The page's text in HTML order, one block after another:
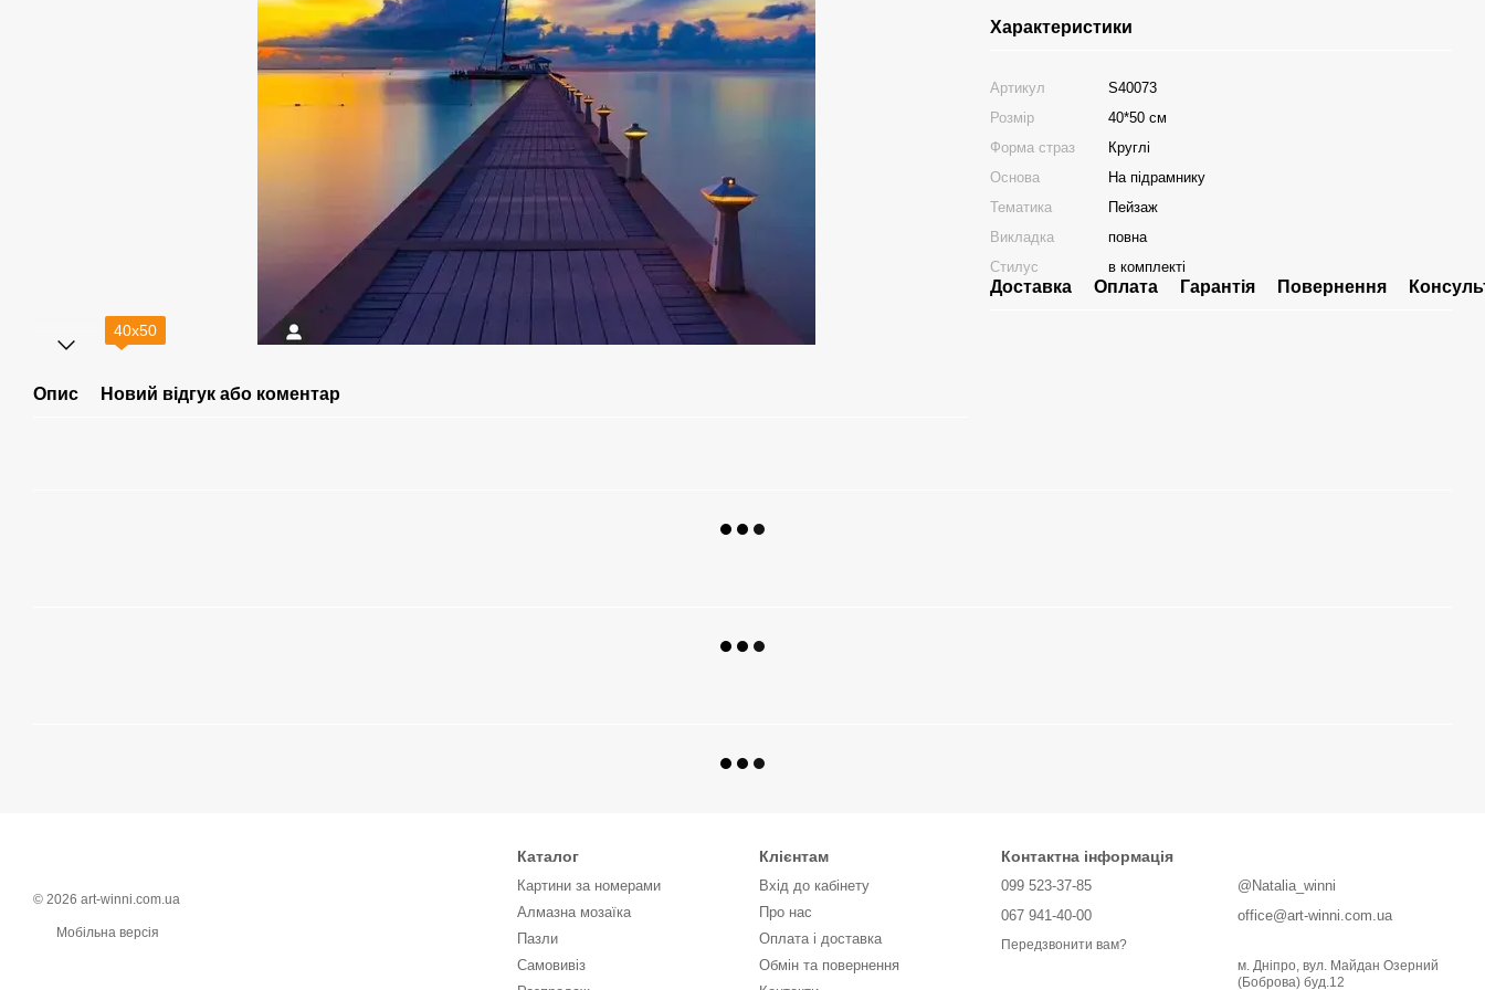
40х50
Опис Новий відгук або коментар
Характеристики
Артикул
S40073
Розмір
40*50 см
Форма страз
Круглі
Основа
На підрамнику
Тематика
Пейзаж
Викладка
повна
Стилус
в комплекті
Доставка Оплата Гарантія Повернення
© 2026 art-winni.com.ua
Мобільна версія
Каталог
Картини за номерами
Алмазна мозаїка
Пазли
Самовивіз
Клієнтам
Вхід до кабінету
Про нас
Оплата і доставка
Обмін та повернення
Контактна інформація
099 523-37-85
067 941-40-00
Передзвонити вам?
@Natalia_winni
office@art-winni.com.ua
м. Дніпро, вул. Майдан Озерний
(Боброва) буд.12